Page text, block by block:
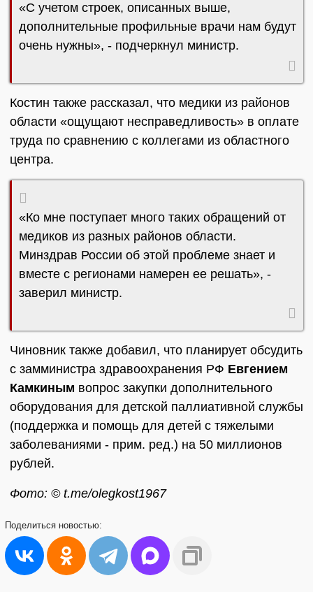
«С учетом строек, описанных выше,
дополнительные профильные врачи нам будут
очень нужны», - подчеркнул министр.
Костин также рассказал, что медики из районов
области «ощущают несправедливость» в оплате
труда по сравнению с коллегами из областного
центра.
«Ко мне поступает много таких обращений от
медиков из разных районов области.
Минздрав России об этой проблеме знает и
вместе с регионами намерен ее решать», -
заверил министр.
Чиновник также добавил, что планирует обсудить
с замминистра здравоохранения РФ Евгением
Камкиным вопрос закупки дополнительного
оборудования для детской паллиативной службы
(поддержка и помощь для детей с тяжелыми
заболеваниями - прим. ред.) на 50 миллионов
рублей.
Фото: © t.me/olegkost1967
Поделиться новостью: